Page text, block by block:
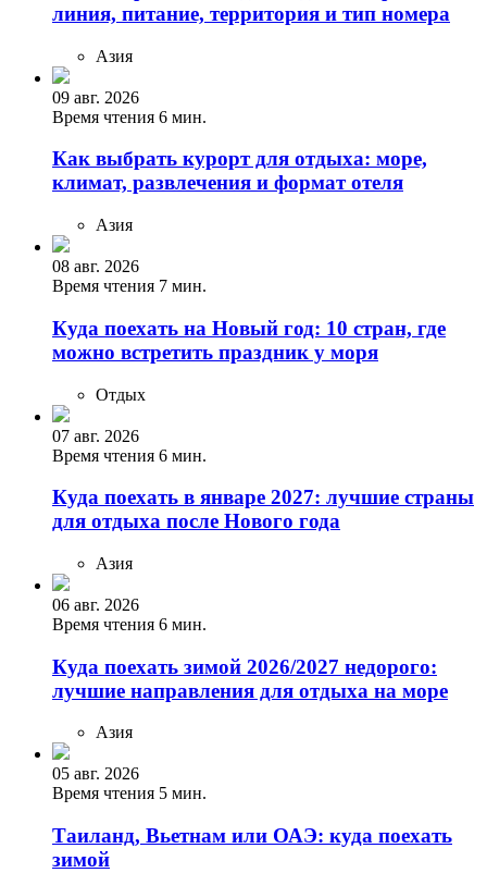
линия, питание, территория и тип номера
Азия
09 авг. 2026
Время чтения 6 мин.
Как выбрать курорт для отдыха: море,
климат, развлечения и формат отеля
Азия
08 авг. 2026
Время чтения 7 мин.
Куда поехать на Новый год: 10 стран, где
можно встретить праздник у моря
Отдых
07 авг. 2026
Время чтения 6 мин.
Куда поехать в январе 2027: лучшие страны
для отдыха после Нового года
Азия
06 авг. 2026
Время чтения 6 мин.
Куда поехать зимой 2026/2027 недорого:
лучшие направления для отдыха на море
Азия
05 авг. 2026
Время чтения 5 мин.
Таиланд, Вьетнам или ОАЭ: куда поехать
зимой